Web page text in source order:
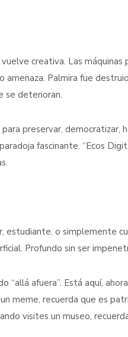
creativa. Las máquinas
Palmira fue
se deterioran.
preservar, democratizar,
fascinante. “Ecos
estudiante, o simplemente
Profundo sin ser
afuera”. Está aquí,
meme, recuerda que es
visites un museo,